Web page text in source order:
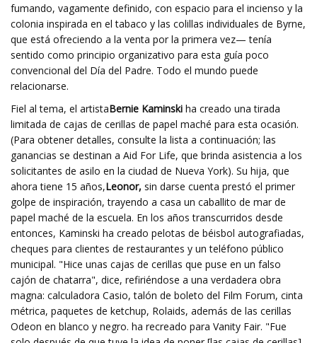
fumando, vagamente definido, con espacio para el incienso y la
colonia inspirada en el tabaco y las colillas individuales de Byrne,
que está ofreciendo a la venta por la primera vez— tenía
sentido como principio organizativo para esta guía poco
convencional del Día del Padre. Todo el mundo puede
relacionarse.
Fiel al tema, el artistaBernie Kaminski ha creado una tirada
limitada de cajas de cerillas de papel maché para esta ocasión.
(Para obtener detalles, consulte la lista a continuación; las
ganancias se destinan a Aid For Life, que brinda asistencia a los
solicitantes de asilo en la ciudad de Nueva York). Su hija, que
ahora tiene 15 años,Leonor, sin darse cuenta prestó el primer
golpe de inspiración, trayendo a casa un caballito de mar de
papel maché de la escuela. En los años transcurridos desde
entonces, Kaminski ha creado pelotas de béisbol autografiadas,
cheques para clientes de restaurantes y un teléfono público
municipal. "Hice unas cajas de cerillas que puse en un falso
cajón de chatarra", dice, refiriéndose a una verdadera obra
magna: calculadora Casio, talón de boleto del Film Forum, cinta
métrica, paquetes de ketchup, Rolaids, además de las cerillas
Odeon en blanco y negro. ha recreado para Vanity Fair. "Fue